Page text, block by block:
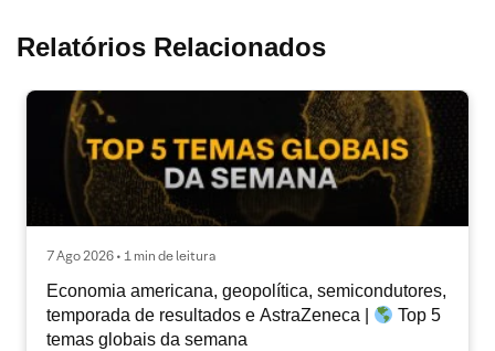
Relatórios Relacionados
7 Ago 2026 • 1 min de leitura
Economia americana, geopolítica, semicondutores,
temporada de resultados e AstraZeneca |
Top 5
temas globais da semana